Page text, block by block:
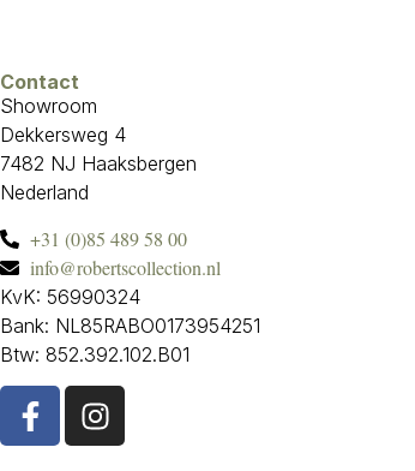
Contact
Showroom
Dekkersweg 4
7482 NJ Haaksbergen
Nederland
+31 (0)85 489 58 00
info@robertscollection.nl
KvK: 56990324
Bank: NL85RABO0173954251
Btw: 852.392.102.B01